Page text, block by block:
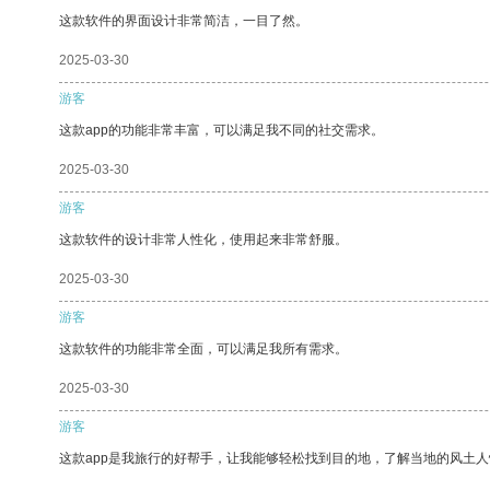
这款软件的界面设计非常简洁，一目了然。
2025-03-30
游客
这款app的功能非常丰富，可以满足我不同的社交需求。
2025-03-30
游客
这款软件的设计非常人性化，使用起来非常舒服。
2025-03-30
游客
这款软件的功能非常全面，可以满足我所有需求。
2025-03-30
游客
这款app是我旅行的好帮手，让我能够轻松找到目的地，了解当地的风土